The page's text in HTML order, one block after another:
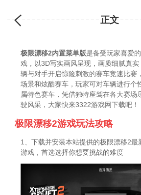
正文
极限漂移2内置菜单版是备受玩家喜爱
戏，以3D写实画风呈现，画质细腻真
辆与对手开启惊险刺激的赛车竞速比赛
场景和炫酷赛车，玩家可对车辆进行个
属特色赛车，凭借独特座驾在各大赛场
驶风采，大家快来3322游戏网下载吧！
极限漂移2游戏玩法攻略
1、下载并安装本站提供的极限漂移2最
游戏，首选选择你想要挑战的难度